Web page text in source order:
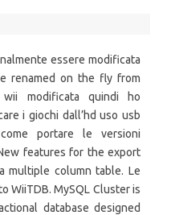
essere modificata
renamed on the fly from
modificata quindi ho
i giochi dall’hd uso usb
portare le versioni
features for the export
multiple column table. Le
WiiTDB. MySQL Cluster is
database designed